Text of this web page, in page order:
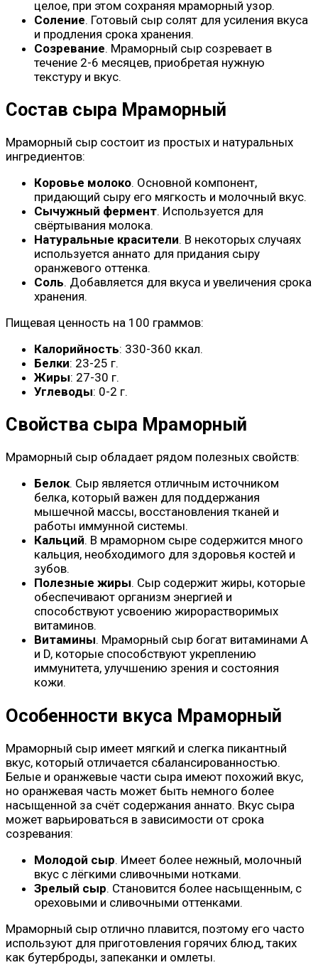
целое, при этом сохраняя мраморный узор.
Соление. Готовый сыр солят для усиления вкуса
и продления срока хранения.
Созревание. Мраморный сыр созревает в
течение 2-6 месяцев, приобретая нужную
текстуру и вкус.
Состав сыра Мраморный
Мраморный сыр состоит из простых и натуральных
ингредиентов:
Коровье молоко. Основной компонент,
придающий сыру его мягкость и молочный вкус.
Сычужный фермент. Используется для
свёртывания молока.
Натуральные красители. В некоторых случаях
используется аннато для придания сыру
оранжевого оттенка.
Соль. Добавляется для вкуса и увеличения срока
хранения.
Пищевая ценность на 100 граммов:
Калорийность: 330-360 ккал.
Белки: 23-25 г.
Жиры: 27-30 г.
Углеводы: 0-2 г.
Свойства сыра Мраморный
Мраморный сыр обладает рядом полезных свойств:
Белок. Сыр является отличным источником
белка, который важен для поддержания
мышечной массы, восстановления тканей и
работы иммунной системы.
Кальций. В мраморном сыре содержится много
кальция, необходимого для здоровья костей и
зубов.
Полезные жиры. Сыр содержит жиры, которые
обеспечивают организм энергией и
способствуют усвоению жирорастворимых
витаминов.
Витамины. Мраморный сыр богат витаминами A
и D, которые способствуют укреплению
иммунитета, улучшению зрения и состояния
кожи.
Особенности вкуса Мраморный
Мраморный сыр имеет мягкий и слегка пикантный
вкус, который отличается сбалансированностью.
Белые и оранжевые части сыра имеют похожий вкус,
но оранжевая часть может быть немного более
насыщенной за счёт содержания аннато. Вкус сыра
может варьироваться в зависимости от срока
созревания:
Молодой сыр. Имеет более нежный, молочный
вкус с лёгкими сливочными нотками.
Зрелый сыр. Становится более насыщенным, с
ореховыми и сливочными оттенками.
Мраморный сыр отлично плавится, поэтому его часто
используют для приготовления горячих блюд, таких
как бутерброды, запеканки и омлеты.